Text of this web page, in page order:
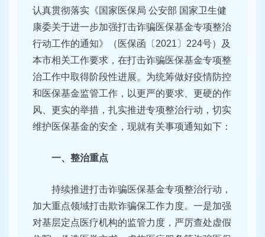
认真贯彻落实《国家医保局 公安部 国家卫生健
康委关于进一步加强打击诈骗医保基金专项整治
行动工作的通知》（医保函〔2021〕224号）及
本市相关工作要求，在打击诈骗医保基金专项整
治工作中取得阶段性进展。为统筹做好疫情防控
和医保基金监管工作，以更严的要求、更硬的作
风、更实的举措，扎实推进专项整治行动，切实
维护医保基金的安全，现就有关事项通知如下：
一、整治重点
持续推进打击诈骗医保基金专项整治行动，
加大重点领域打击欺诈骗保工作力度。一是加强
对基层定点医疗机构的监管力度，严厉查处虚假